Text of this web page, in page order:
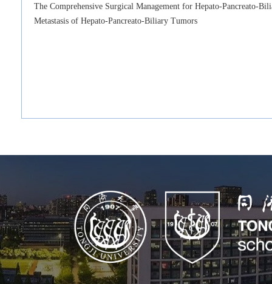
The Comprehensive Surgical Management for Hepato-Pancreato-
Metastasis of Hepato-Pancreato-Biliary Tumors